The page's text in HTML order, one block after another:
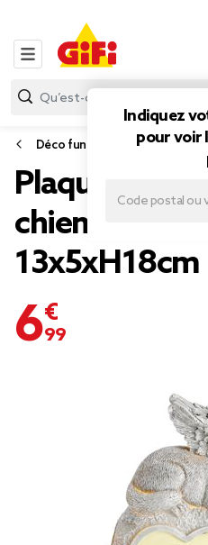
Indiquez
pour voir
Déco funéraire
Plaque
chien
13x5xH18cm
6,99 €